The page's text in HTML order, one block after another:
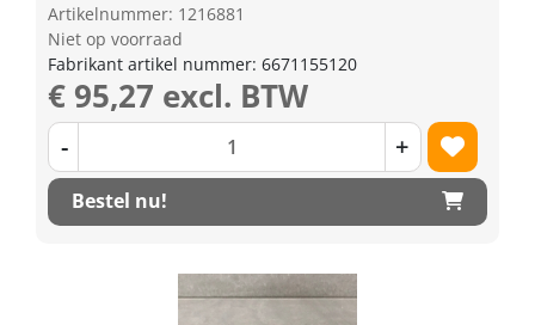
Artikelnummer: 1216881
Niet op voorraad
Fabrikant artikel nummer: 6671155120
€ 95,27 excl. BTW
- +
Bestel nu!